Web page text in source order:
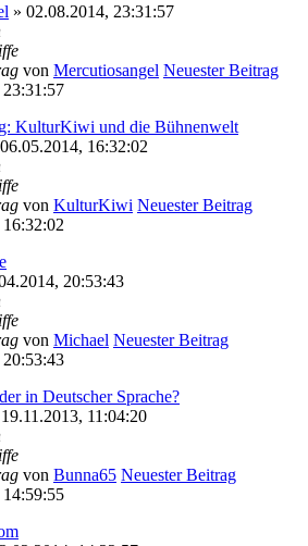
» 02.08.2014, 23:31:57
von Mercutiosangel Neuester Beitrag
KulturKiwi und die Bühnenwelt
16:32:02
von KulturKiwi Neuester Beitrag
20:53:43
von Michael Neuester Beitrag
in Deutscher Sprache?
11:04:20
von Bunna65 Neuester Beitrag